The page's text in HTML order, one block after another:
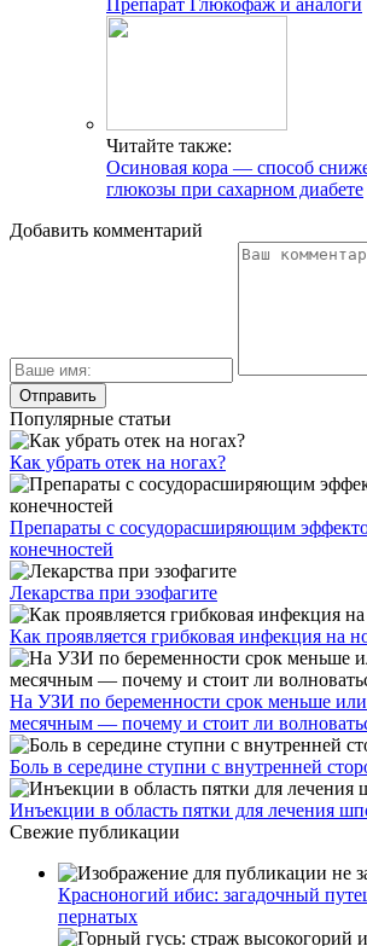
Препарат Глюкофаж и аналоги
Читайте также:
Осиновая кора — способ
глюкозы при сахарном диабете
Добавить комментарий
Популярные статьи
Как убрать отек на ногах?
Препараты с сосудорасширяющим
конечностей
Лекарства при эзофагите
Как проявляется грибковая инфекция на
На УЗИ по беременности срок меньше
месячным — почему и стоит ли
Боль в середине ступни с внутренней
Инъекции в область пятки для лечения
Свежие публикации
Красноногий ибис: загадочный
пернатых